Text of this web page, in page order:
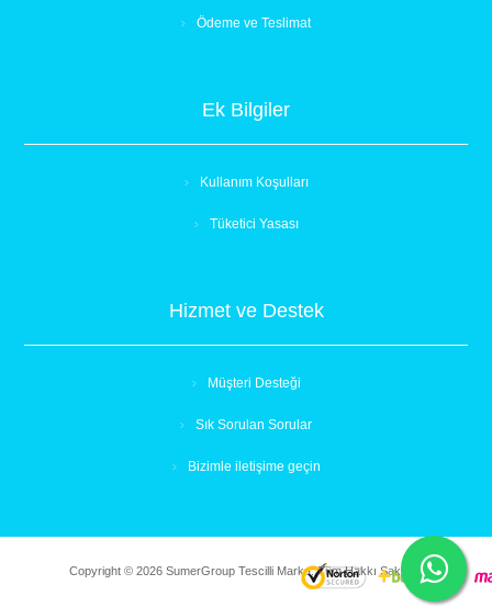
Ödeme ve Teslimat
Ek Bilgiler
Kullanım Koşulları
Tüketici Yasası
Hizmet ve Destek
Müşteri Desteği
Sık Sorulan Sorular
Bizimle iletişime geçin
Copyright © 2026 SumerGroup Tescilli Marka. Tüm Hakkı Saklıdır.